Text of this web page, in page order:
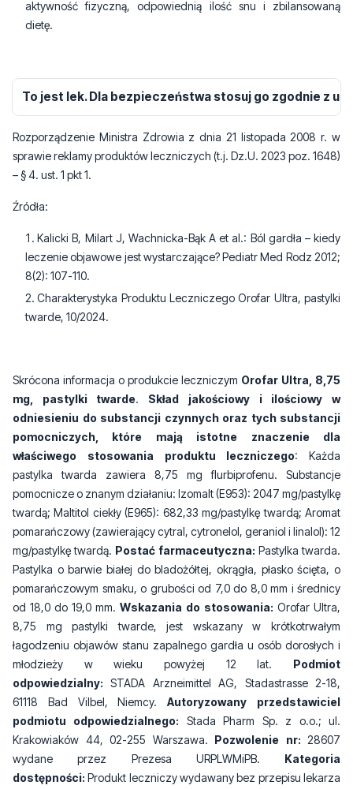
aktywność fizyczną, odpowiednią ilość snu i zbilansowaną
dietę.
To jest lek. Dla bezpieczeństwa stosuj go zgodnie z
Rozporządzenie Ministra Zdrowia z dnia 21 listopada 2008 r. w
sprawie reklamy produktów leczniczych (t.j. Dz.U. 2023 poz. 1648)
– § 4. ust. 1 pkt 1.
Źródła:
Kalicki B, Milart J, Wachnicka-Bąk A et al.: Ból gardła – kiedy
leczenie objawowe jest wystarczające? Pediatr Med Rodz 2012;
8(2): 107-110.
Charakterystyka Produktu Leczniczego Orofar Ultra, pastylki
twarde, 10/2024.
Skrócona informacja o produkcie leczniczym Orofar Ultra, 8,75
mg, pastylki twarde. Skład jakościowy i ilościowy w
odniesieniu do substancji czynnych oraz tych substancji
pomocniczych, które mają istotne znaczenie dla
właściwego stosowania produktu leczniczego: Każda
pastylka twarda zawiera 8,75 mg flurbiprofenu. Substancje
pomocnicze o znanym działaniu: Izomalt (E953): 2047 mg/pastylkę
twardą; Maltitol ciekły (E965): 682,33 mg/pastylkę twardą; Aromat
pomarańczowy (zawierający cytral, cytronelol, geraniol i linalol): 12
mg/pastylkę twardą. Postać farmaceutyczna: Pastylka twarda.
Pastylka o barwie białej do bladożółtej, okrągła, płasko ścięta, o
pomarańczowym smaku, o grubości od 7,0 do 8,0 mm i średnicy
od 18,0 do 19,0 mm. Wskazania do stosowania: Orofar Ultra,
8,75 mg pastylki twarde, jest wskazany w krótkotrwałym
łagodzeniu objawów stanu zapalnego gardła u osób dorosłych i
młodzieży w wieku powyżej 12 lat. Podmiot
odpowiedzialny: STADA Arzneimittel AG, Stadastrasse 2-18,
61118 Bad Vilbel, Niemcy.Autoryzowany przedstawiciel
podmiotu odpowiedzialnego: Stada Pharm Sp. z o.o.; ul.
Krakowiaków 44, 02-255 Warszawa. Pozwolenie nr: 28607
wydane przez Prezesa URPLWMiPB. Kategoria
dostępności: Produkt leczniczy wydawany bez przepisu lekarza